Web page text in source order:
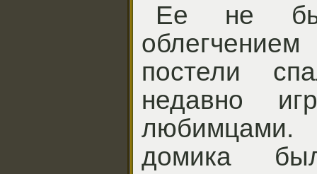
Ее не
постели
недавно
любимцами.
домика